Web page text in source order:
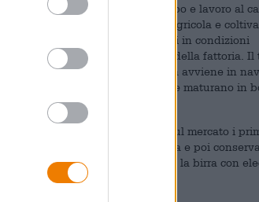
hanno dedicato molto tempo e lavoro al
costruire una fiorente azienda agricola e
e la frutta vengono coltivati in condizioni
nel birrificio e nella distilleria della fattoria. Il
la produzione della birra avviene in
fermentazione e le birre finite maturano in
Horizon Farm ha immesso sul mercato i
secondo la ricetta classica e poi
Questo processo ha arricchito la birra con
e il sapore.